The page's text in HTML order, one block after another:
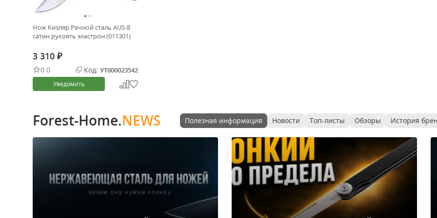
Нож Кизляр Речной сталь AUS-8
сатин рукоять эластрон (011301)
3 310 ₽
0.0 Код: УТ000023542
Уведомить
Forest-Home.NEWS Полезная информация Новости Топ-листы Обзоры История